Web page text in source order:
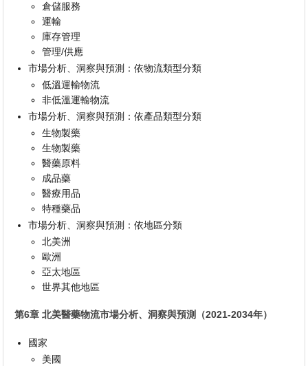
倉儲服務
運輸
庫存管理
管理/供應
市場分析、洞察與預測：依物流類型分類
低溫運輸物流
非低溫運輸物流
市場分析、洞察與預測：依產品類型分類
生物製藥
生物製藥
醫藥原料
成品藥
醫療用品
特種藥品
市場分析、洞察與預測：依地區分類
北美洲
歐洲
亞太地區
世界其他地區
第6章 北美醫藥物流市場分析、洞察與預測（2021-2034年）
國家
美國